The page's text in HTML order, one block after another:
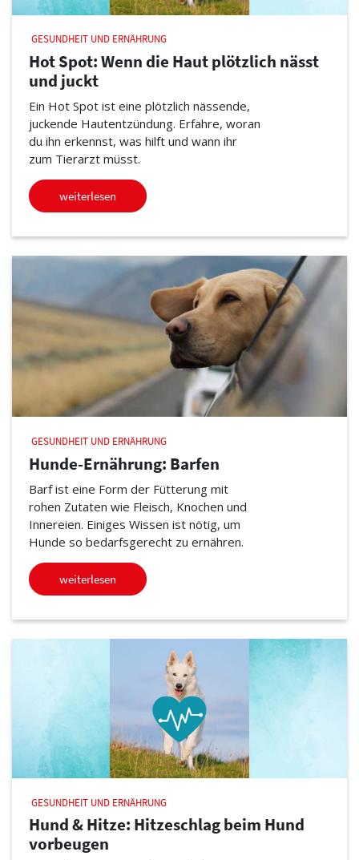
GESUNDHEIT UND ERNÄHRUNG
Hot Spot: Wenn die Haut plötzlich nässt
und juckt
Ein Hot Spot ist eine plötzlich nässende,
juckende Hautentzündung. Erfahre, woran
du ihn erkennst, was hilft und wann ihr
zum Tierarzt müsst.
weiterlesen
GESUNDHEIT UND ERNÄHRUNG
Hunde-Ernährung: Barfen
Barf ist eine Form der Fütterung mit
rohen Zutaten wie Fleisch, Knochen und
Innereien. Einiges Wissen ist nötig, um
Hunde so bedarfsgerecht zu ernähren.
weiterlesen
GESUNDHEIT UND ERNÄHRUNG
Hund & Hitze: Hitzeschlag beim Hund
vorbeugen